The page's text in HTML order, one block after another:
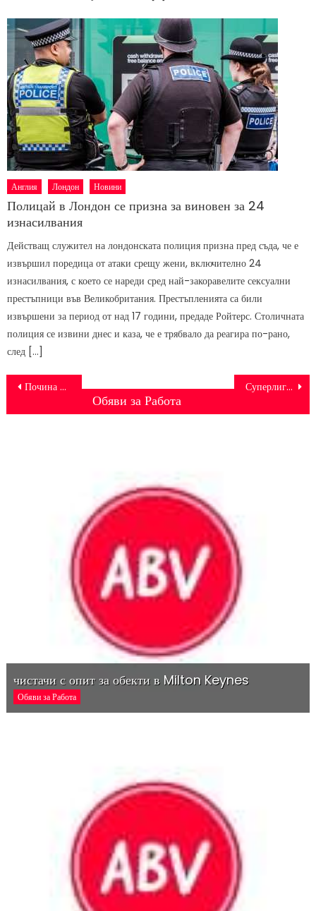
Англия Лондон Новини
Полицай в Лондон се призна за виновен за 24
изнасилвания
Действащ служител на лондонската полиция призна пред съда, че е
извършил поредица от атаки срещу жени, включително 24
изнасилвания, с което се нареди сред най-закоравелите сексуални
престъпници във Великобритания. Престъпленията са били
извършени за период от над 17 години, предаде Ройтерс. Столичната
полиция се извини днес и каза, че е трябвало да реагира по-рано,
след […]
Post
navigation
Почина известният ромски лидер Цар Киро Суперлигата се разпадна под натиска на феновете и политиците
Обяви за Работа
чистачи с опит за обекти в Milton Keynes
Обяви за Работа